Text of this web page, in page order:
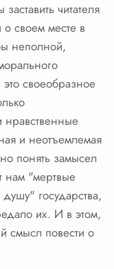
читателя
своем месте в
неполной,
своеобразное
и неотъемлемая
понять замысел
нам "мертвые
государства,
их. И в этом,
смысл повести о